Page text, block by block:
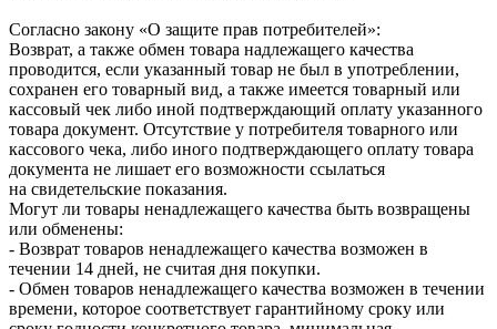
Согласно закону «О защите прав потребителей»:
Возврат, а также обмен товара надлежащего качества
проводится, если указанный товар не был в употреблении,
сохранен его товарный вид, а также имеется товарный или
кассовый чек либо иной подтверждающий оплату указанного
товара документ. Отсутствие у потребителя товарного или
кассового чека, либо иного подтверждающего оплату товара
документа не лишает его возможности ссылаться
на свидетельские показания.
Могут ли товары ненадлежащего качества быть возвращены
или обменены:
- Возврат товаров ненадлежащего качества возможен в
течении 14 дней, не считая дня покупки.
- Обмен товаров ненадлежащего качества возможен в течении
времени, которое соответствует гарантийному сроку или